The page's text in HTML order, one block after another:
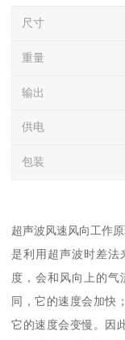
尺寸
重量
输出
供电
包装
超声波风速风向工作原
是利用超声波时差法
度，会和风向上的
同，它的速度会加快
它的速度会变慢。因